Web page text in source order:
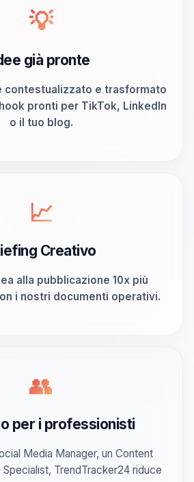
💡
già pronte
contestualizzato e trasformato
pronti per TikTok, LinkedIn
o il tuo blog.
📈
Creativo
alla pubblicazione 10x più
i nostri documenti operativi.
👥
per i professionisti
Media Manager, un Content
Specialist, TrendTracker24 riduce